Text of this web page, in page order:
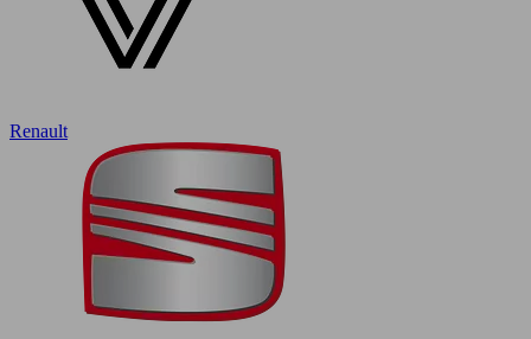
Renault